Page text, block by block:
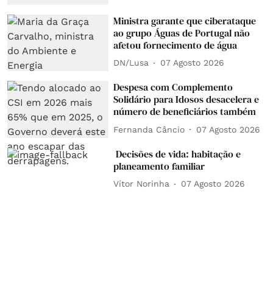
Ministra garante que ciberataque
ao grupo Águas de Portugal não
afetou fornecimento de água
DN/Lusa 07 Agosto 2026
Despesa com Complemento
Solidário para Idosos desacelera e
número de beneficiários também
Fernanda Câncio 07 Agosto 2026
Decisões de vida: habitação e
planeamento familiar
Vítor Norinha 07 Agosto 2026